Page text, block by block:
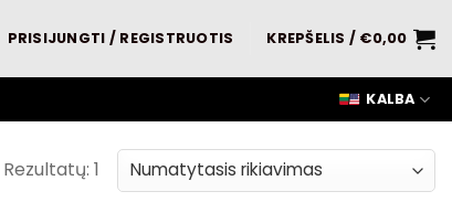
PRISIJUNGTI / REGISTRUOTIS KREPŠELIS / €0,00
KALBA
Rezultatų: 1